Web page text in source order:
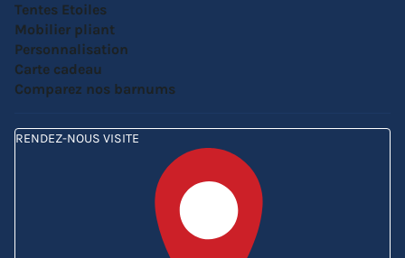
Tentes Etoiles
Mobilier pliant
Personnalisation
Carte cadeau
Comparez nos barnums
RENDEZ-NOUS VISITE